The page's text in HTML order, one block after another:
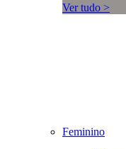
Ver tudo >
Feminino